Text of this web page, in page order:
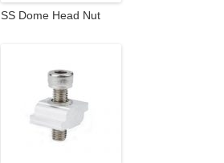
SS Dome Head Nut